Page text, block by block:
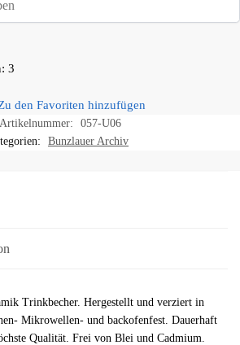
3
den Favoriten hinzufügen
Artikelnummer:
057-U06
Bunzlauer Archiv
Trinkbecher. Hergestellt und verziert in
Mikrowellen- und backofenfest. Dauerhaft
Qualität. Frei von Blei und Cadmium.